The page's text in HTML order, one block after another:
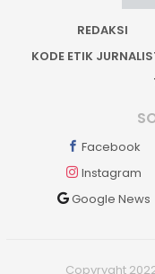
REDAKSI
KODE ETIK
Facebook
Instagram
Google News
Copyryght